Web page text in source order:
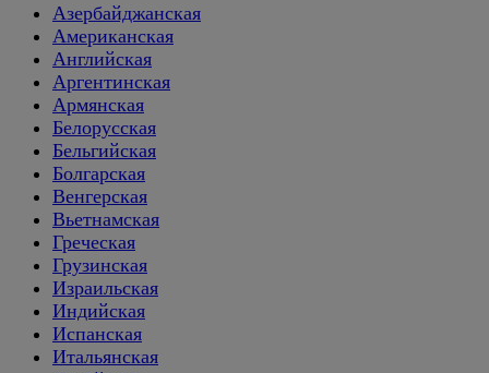
Азербайджанская
Американская
Английская
Аргентинская
Армянская
Белорусская
Бельгийская
Болгарская
Венгерская
Вьетнамская
Греческая
Грузинская
Израильская
Индийская
Испанская
Итальянская